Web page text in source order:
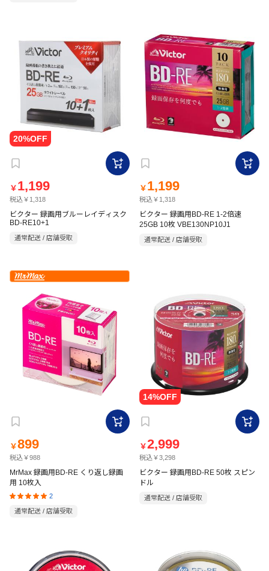
￥ 1,199
税込￥1,318
ビクター 録画用ブルーレイディスク
BD-RE10+1
通常配送 / 店舗受取
￥ 1,199
税込￥1,318
ビクター 録画用BD-RE 1-2倍速
25GB 10枚 VBE130NP10J1
通常配送 / 店舗受取
￥899
税込￥988
MrMax 録画用BD-RE くり返し録画
用 10枚入
2
通常配送 / 店舗受取
￥2,999
税込￥3,298
ビクター 録画用BD-RE 50枚 スピン
ドル
通常配送 / 店舗受取